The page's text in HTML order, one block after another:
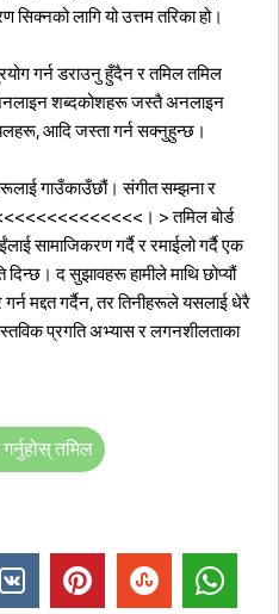
सिक्नको लागि यो उत्तम तरिका हो।
गर्न डराउनु हुँदैन र तमिल तमिल
शब्दकोशहरू जस्तै अनलाइन
आदि जस्ता गर्न सक्नुहुन्छ।
गाउँकाउँछौं।संगीत सम्झना र
> तमिल बोर्ड
सामाजिकरण गर्दै र रमाईलो गर्दै एक
दिन्छ।द सुझावहरू हामीले माथि छोप्यौं
मद्दत गर्दैन, तर तिनीहरूले यसलाई धेरै
प्रगति अभ्यास र लगनशीलताका
तमिल